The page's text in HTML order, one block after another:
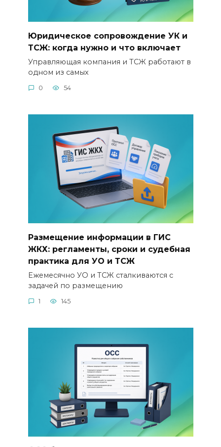
Юридическое сопровождение УК и
ТСЖ: когда нужно и что включает
Управляющая компания и ТСЖ работают в
одном из самых
0 54
Размещение информации в ГИС
ЖКХ: регламенты, сроки и судебная
практика для УО и ТСЖ
Ежемесячно УО и ТСЖ сталкиваются с
задачей по размещению
1 145